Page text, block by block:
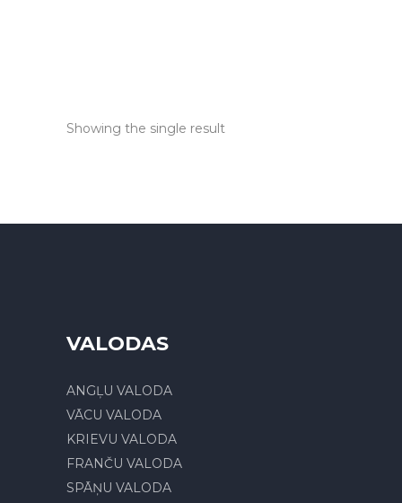
Showing the single result
VALODAS
ANGĻU VALODA
VĀCU VALODA
KRIEVU VALODA
FRANČU VALODA
SPĀŅU VALODA